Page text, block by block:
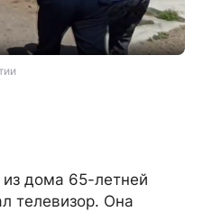
дома 65-летней
телевизор. Она